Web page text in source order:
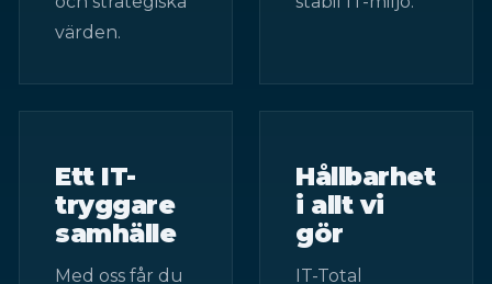
värden.
Ett IT-
tryggare
samhälle
Med oss får du
Hållbarhet
i allt vi
gör
IT-Total